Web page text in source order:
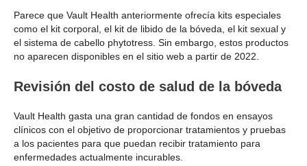
Parece que Vault Health anteriormente ofrecía kits especiales
como el kit corporal, el kit de libido de la bóveda, el kit sexual y
el sistema de cabello phytotress. Sin embargo, estos productos
no aparecen disponibles en el sitio web a partir de 2022.
Revisión del costo de salud de la bóveda
Vault Health gasta una gran cantidad de fondos en ensayos
clínicos con el objetivo de proporcionar tratamientos y pruebas
a los pacientes para que puedan recibir tratamiento para
enfermedades actualmente incurables.